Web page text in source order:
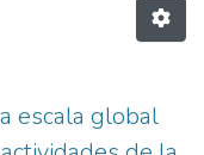
escala global